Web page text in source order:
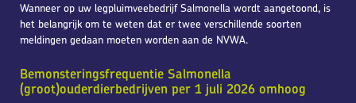
Wanneer op uw legpluimveebedrijf Salmonella wordt aangetoond, is
het belangrijk om te weten dat er twee verschillende soorten
meldingen gedaan moeten worden aan de NVWA.
Bemonsteringsfrequentie Salmonella
(groot)ouderdierbedrijven per 1 juli 2026 omhoog